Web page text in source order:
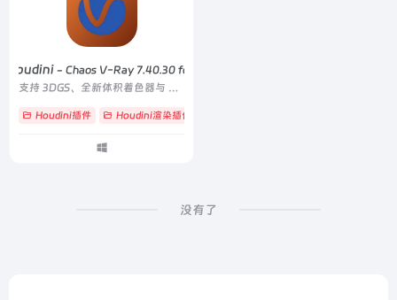
Houdini- Chaos V-Ray 7.40.30 for Houdini 21
支持 3DGS、全新体积着色器与 MaterialX，满足高端影视特效全流程渲染需求
Houdini插件 Houdini渲染插件
没有了